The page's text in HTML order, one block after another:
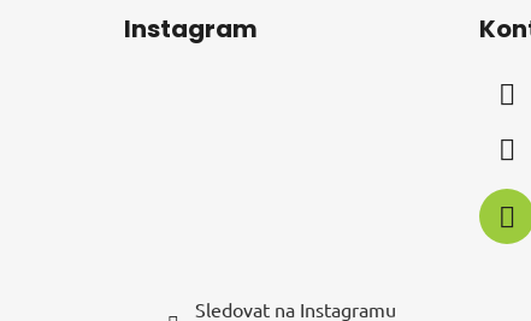
Instagram
Sledovat na Instagramu